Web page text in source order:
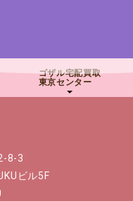
ゴザル宅配買取
東京センター
8-3
ビル5F